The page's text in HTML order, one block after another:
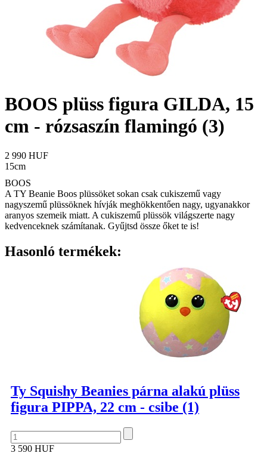
BOOS plüss figura GILDA, 15
cm - rózsaszín flamingó (3)
2 990 HUF
15cm
BOOS
A TY Beanie Boos plüssöket sokan csak cukiszemű vagy
nagyszemű plüssöknek hívják meghökkentően nagy, ugyanakkor
aranyos szemeik miatt. A cukiszemű plüssök világszerte nagy
kedvenceknek számítanak. Gyűjtsd össze őket te is!
Hasonló termékek:
Ty Squishy Beanies párna alakú plüss
figura PIPPA, 22 cm - csibe (1)
3 590 HUF